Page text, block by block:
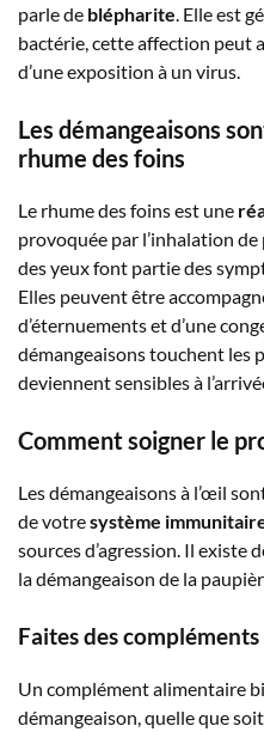
parle de blépharite. Elle est
bactérie, cette affection peut
d’une exposition à un virus.
Les démangeaisons
rhume des foins
Le rhume des foins est une
provoquée par l’inhalation
des yeux font partie des
Elles peuvent être
d’éternuements et d’une
démangeaisons touchent les
deviennent sensibles à
Comment soigner le
Les démangeaisons à l’œil
de votresystème
sources d’agression. Il existe
la démangeaison de la
Faites des
Un complément alimentaire
démangeaison, quelle que